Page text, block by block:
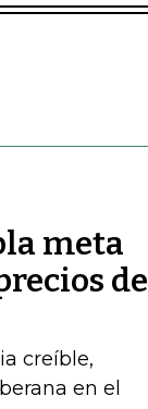
meta
de
creíble,
en el